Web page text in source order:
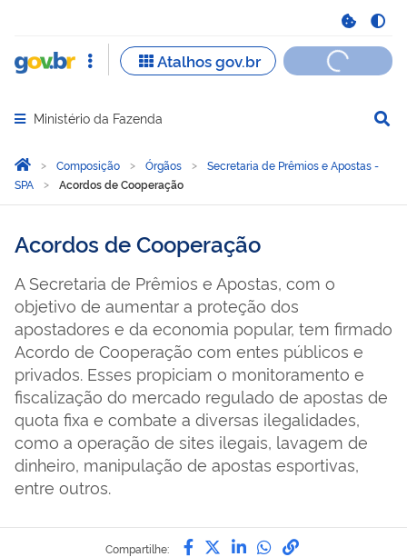
Abrir menu principal de navegação
Ministério da Fazenda
Você está aqui:
Página Inicial
Composição Órgãos
Secretaria de Prêmios e Apostas -
SPA
Acordos de Cooperação
Acordos de Cooperação
A Secretaria de Prêmios e Apostas, com o
objetivo de aumentar a proteção dos
apostadores e da economia popular, tem firmado
Acordo de Cooperação com entes públicos e
privados. Esses propiciam o monitoramento e
fiscalização do mercado regulado de apostas de
quota fixa e combate a diversas ilegalidades,
como a operação de sites ilegais, lavagem de
dinheiro, manipulação de apostas esportivas,
entre outros.
Compartilhe: Compartilhe por Facebook
Compartilhe por Twitter
Compartilhe por
Compartilhe
link para